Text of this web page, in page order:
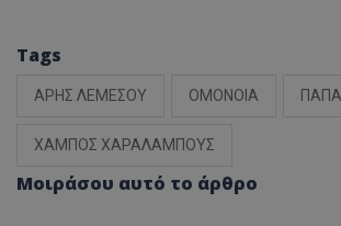
Tags
ΑΡΗΣ ΛΕΜΕΣΟΥ ΟΜΟΝΟΙΑ
ΧΑΜΠΟΣ ΧΑΡΑΛΑΜΠΟΥΣ
Μοιράσου αυτό το άρθρο